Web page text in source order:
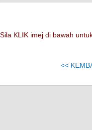
Sila KLIK imej di bawah
<<